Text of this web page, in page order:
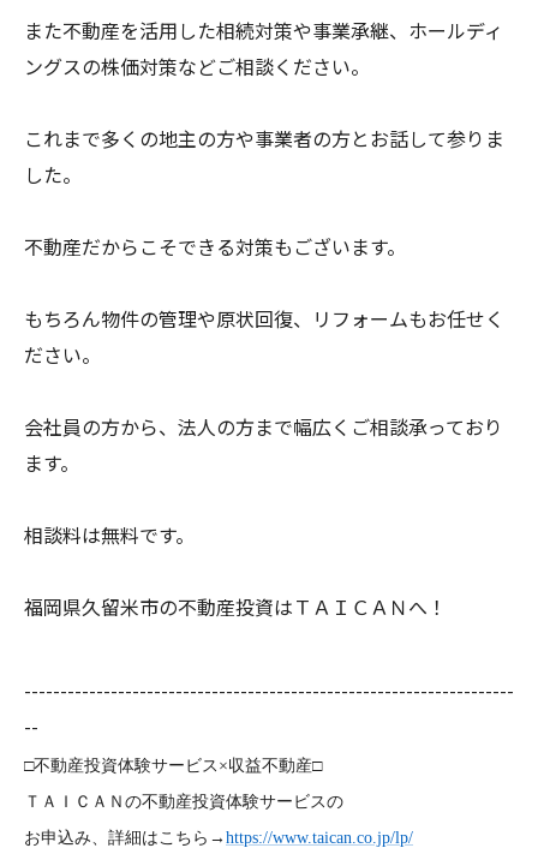
また不動産を活用した相続対策や事業承継、ホールディ
ングスの株価対策などご相談ください。
これまで多くの地主の方や事業者の方とお話して参りま
した。
不動産だからこそできる対策もございます。
もちろん物件の管理や原状回復、リフォームもお任せく
ださい。
会社員の方から、法人の方まで幅広くご相談承っており
ます。
相談料は無料です。
福岡県久留米市の不動産投資はＴＡＩＣＡＮへ！
--------------------------------------------------------------------
--
□不動産投資体験サービス×収益不動産□
ＴＡＩＣＡＮの不動産投資体験サービスの
お申込み、詳細はこちら→ https://www.taican.co.jp/lp/